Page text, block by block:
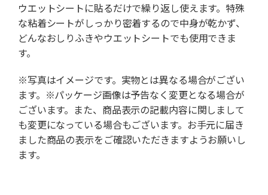
ウエットシートに貼るだけで繰り返し使えます。特殊
な粘着シートがしっかり密着するので中身が乾かず、
どんなおしりふきやウエットシートでも使用できま
す。
※写真はイメージです。実物とは異なる場合がござい
ます。※パッケージ画像は予告なく変更となる場合が
ございます。また、商品表示の記載内容に関しまして
も変更になっている場合もございます。お手元に届き
ました商品の表示をご確認いただきますようお願いし
ます。